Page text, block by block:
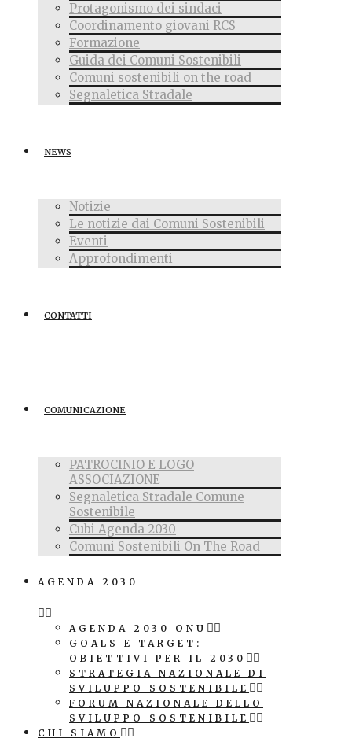
Protagonismo dei sindaci
Coordinamento giovani RCS
Formazione
Guida dei Comuni Sostenibili
Comuni sostenibili on the road
Segnaletica Stradale
NEWS
Notizie
Le notizie dai Comuni Sostenibili
Eventi
Approfondimenti
CONTATTI
COMUNICAZIONE
PATROCINIO E LOGO
ASSOCIAZIONE
Segnaletica Stradale Comune
Sostenibile
Cubi Agenda 2030
Comuni Sostenibili On The Road
AGENDA 2030
AGENDA 2030 ONU
GOALS E TARGET:
OBIETTIVI PER IL 2030
STRATEGIA NAZIONALE DI
SVILUPPO SOSTENIBILE
FORUM NAZIONALE DELLO
SVILUPPO SOSTENIBILE
CHI SIAMO